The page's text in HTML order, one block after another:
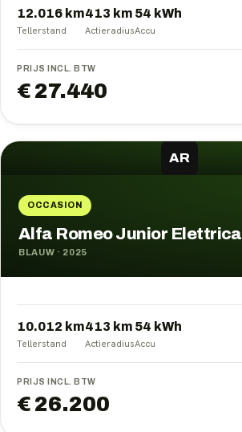
12.016 km
Tellerstand
413 km
Actieradius
54 kWh
Accu
PRIJS INCL. BTW
€ 27.440
AR
OCCASION
Alfa Romeo Junior Elettrica
BLAUW · 2025
10.012 km
Tellerstand
413 km
Actieradius
54 kWh
Accu
PRIJS INCL. BTW
€ 26.200